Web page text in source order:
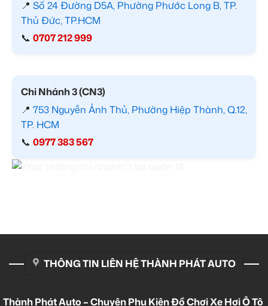
📍 Số 24 Đường D5A, Phường Phước Long B, TP.
Thủ Đức, TP.HCM
📞 0707 212 999
Chi Nhánh 3 (CN3)
📍 753 Nguyễn Ảnh Thủ, Phường Hiệp Thành, Q.12,
TP. HCM
📞 0977 383 567
THÔNG TIN LIÊN HỆ THÀNH PHÁT AUTO
Thành Phát Auto – Chuyên Phụ Kiện Đồ Chơi Xe Hơi Ô Tô